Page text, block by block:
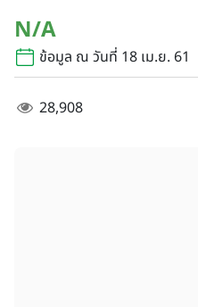
N/A
ข้อมูล ณ วันที่ 18 เม.ย. 61
28,908